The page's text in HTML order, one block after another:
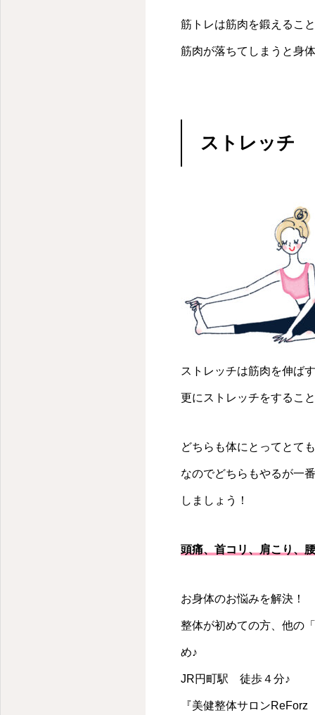
筋トレは筋肉を鍛えるこ
筋肉が落ちてしまうと身
ストレッチ
ストレッチは筋肉を伸ば
更にストレッチをするこ
どちらも体にとってとて
なのでどちらもやるが一
しましょう！
頭痛、首コリ、肩こり、
お身体のお悩みを解決！
整体が初めての方、他の
め♪
JR円町駅 徒歩４分♪
『美健整体サロン